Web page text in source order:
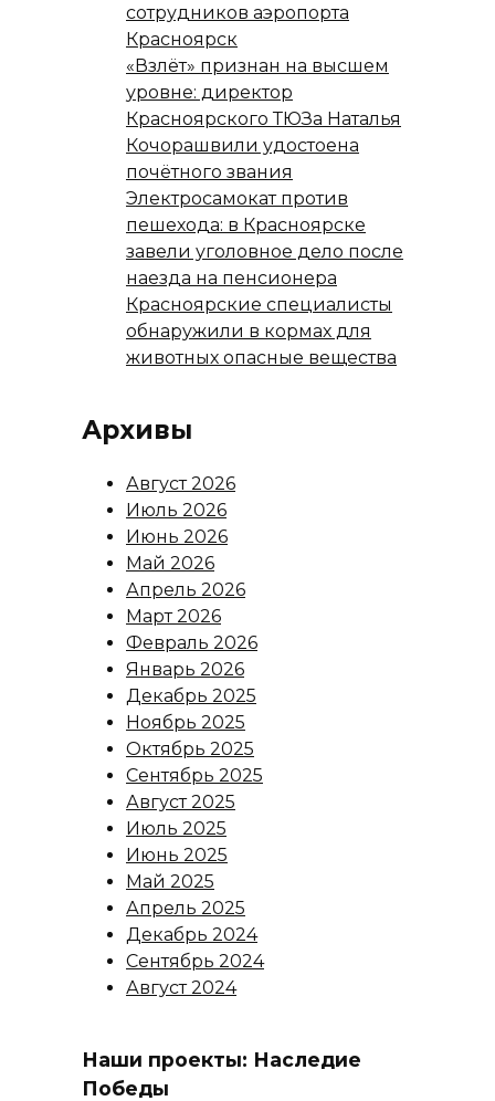
сотрудников аэропорта
Красноярск
«Взлёт» признан на высшем
уровне: директор
Красноярского ТЮЗа Наталья
Кочорашвили удостоена
почётного звания
Электросамокат против
пешехода: в Красноярске
завели уголовное дело после
наезда на пенсионера
Красноярские специалисты
обнаружили в кормах для
животных опасные вещества
Архивы
Август 2026
Июль 2026
Июнь 2026
Май 2026
Апрель 2026
Март 2026
Февраль 2026
Январь 2026
Декабрь 2025
Ноябрь 2025
Октябрь 2025
Сентябрь 2025
Август 2025
Июль 2025
Июнь 2025
Май 2025
Апрель 2025
Декабрь 2024
Сентябрь 2024
Август 2024
Наши проекты: Наследие
Победы